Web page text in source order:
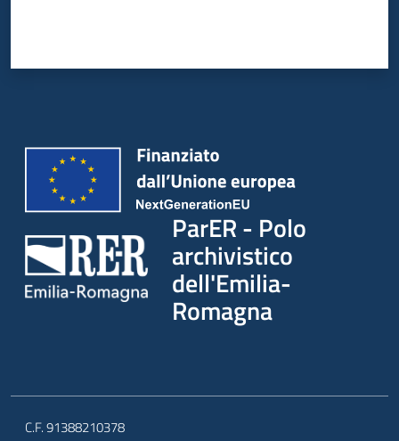
ParER - Polo
archivistico
dell'Emilia-
Romagna
C.F. 91388210378